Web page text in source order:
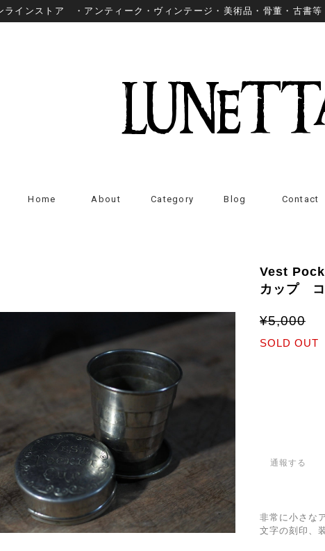
インストア ・アンティーク・ヴィンテージ・美術品・骨董・古書等
Home About Category Blog Contact
Vest
カップ
¥5,000
SOLD OUT
通報する
非常に小さな
文字の刻印、